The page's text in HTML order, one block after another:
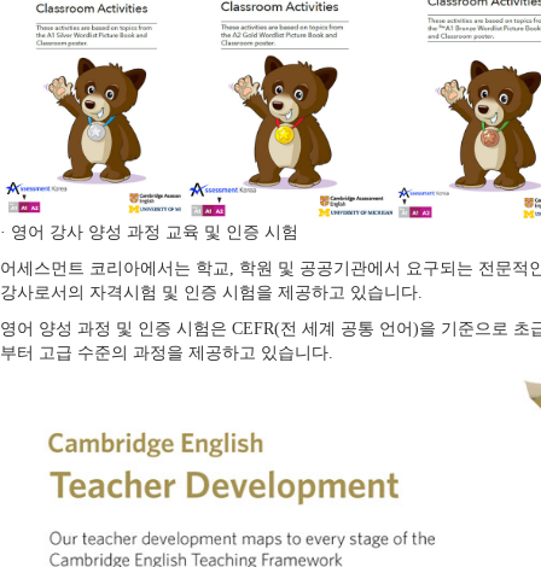
· 영어 강사 양성 과정 교육 및 인증 시험
어세스먼트 코리아에서는 학교, 학원 및 공공기관에서 요구되는 전문적
강사로서의 자격시험 및 인증 시험을 제공하고 있습니다.
영어 양성 과정 및 인증 시험은 CEFR(전 세계 공통 언어)을 기준으로 초
부터 고급 수준의 과정을 제공하고 있습니다.